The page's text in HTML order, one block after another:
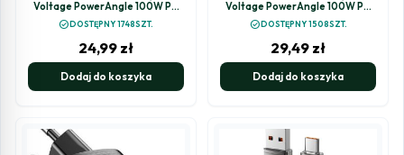
Voltage PowerAngle 100W PD
100cm czarny
check_circleDOSTĘPNY 1748SZT.
24,99 zł
Dodaj do koszyka
Voltage PowerAngle 100W PD
200cm czarny
check_circleDOSTĘPNY 1508SZT.
29,49 zł
Dodaj do koszyka